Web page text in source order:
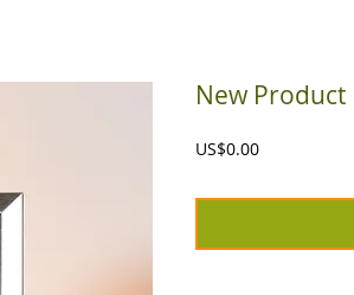
New Product
US$0.00價